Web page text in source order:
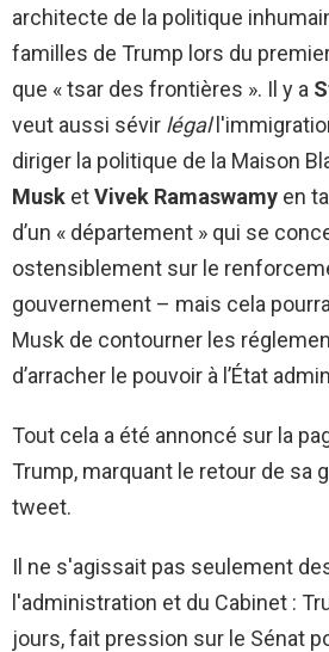
architecte de la politique
familles de Trump lors du
que « tsar des frontières ». Il y a
veut aussi sévir légal
diriger la politique de la Maison
Musk etVivek Ramaswamy en
d’un « département » qui se
ostensiblement sur le
gouvernement – ​​mais cela
Musk de contourner les
d’arracher le pouvoir à l’État
Tout cela a été annoncé sur la
Trump, marquant le retour de sa
tweet.
Il ne s'agissait pas seulement
l'administration et du Cabinet :
jours, fait pression sur le Sénat